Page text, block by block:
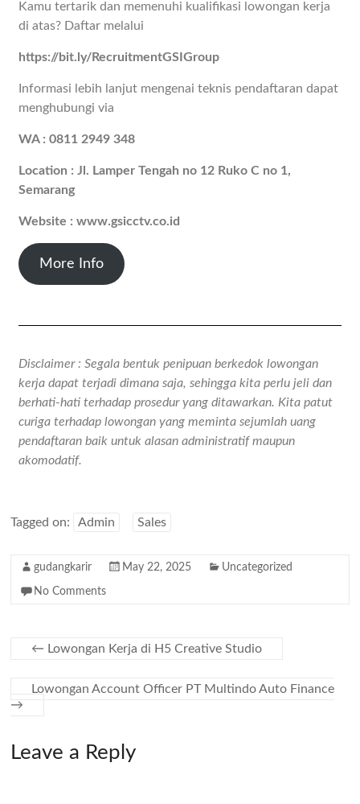
Kamu tertarik dan memenuhi kualifikasi lowongan kerja
di atas? Daftar melalui
https://bit.ly/RecruitmentGSIGroup
Informasi lebih lanjut mengenai teknis pendaftaran dapat
menghubungi via
WA : 0811 2949 348
Location : Jl. Lamper Tengah no 12 Ruko C no 1,
Semarang
Website : www.gsicctv.co.id
More Info
Disclaimer : Segala bentuk penipuan berkedok lowongan
kerja dapat terjadi dimana saja, sehingga kita perlu jeli dan
berhati-hati terhadap prosedur yang ditawarkan. Kita patut
curiga terhadap lowongan yang meminta sejumlah uang
pendaftaran baik untuk alasan administratif maupun
akomodatif.
Tagged on: Admin Sales
gudangkarir May 22, 2025 Uncategorized
No Comments
← Lowongan Kerja di H5 Creative Studio
Lowongan Account Officer PT Multindo Auto Finance
→
Leave a Reply